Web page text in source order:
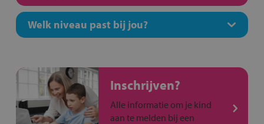
Welk niveau past bij jou?
Inschrijven?
Alle informatie om je kind
aan te melden bij een